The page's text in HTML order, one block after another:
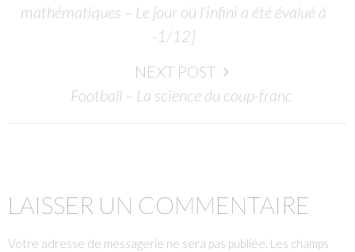
mathématiques – Le jour où l’infini a été évalué à
-1/12]
NEXT POST
Football – La science du coup-franc
LAISSER UN COMMENTAIRE
Votre adresse de messagerie ne sera pas publiée. Les champs